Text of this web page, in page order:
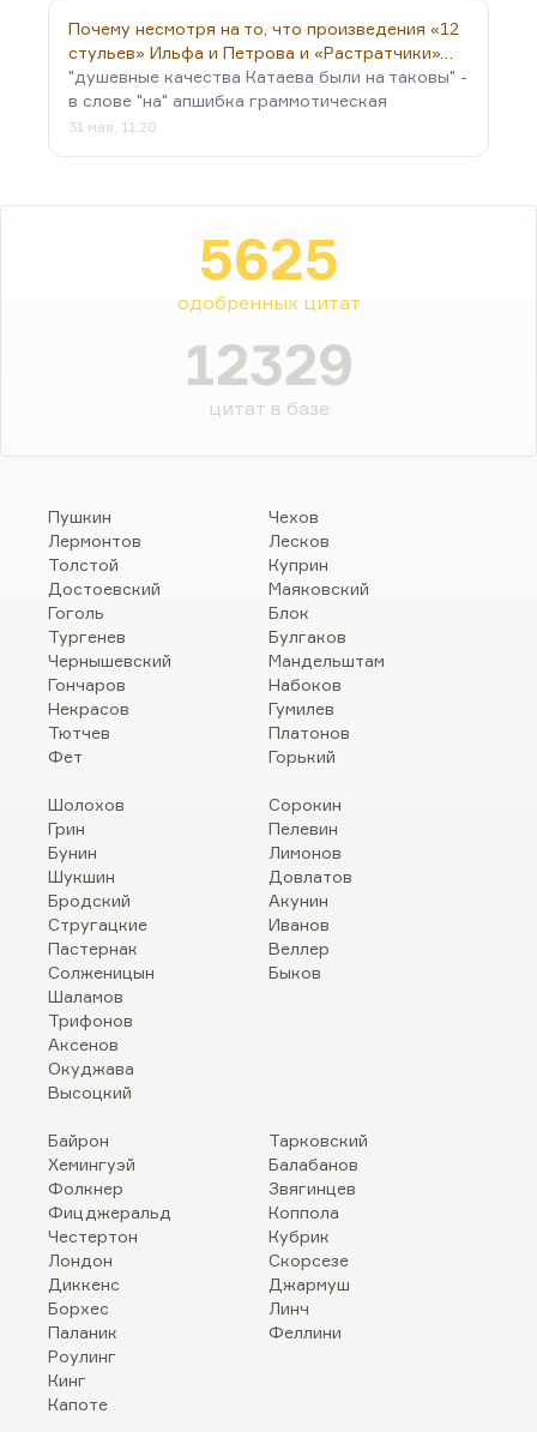
Почему несмотря на то, что произведения «12
стульев» Ильфа и Петрова и «Растратчики»…
"душевные качества Катаева были на таковы" -
в слове "на" апшибка граммотическая
31 мая, 11:20
5625
одобренных цитат
12329
цитат в базе
Пушкин
Лермонтов
Толстой
Достоевский
Гоголь
Тургенев
Чернышевский
Гончаров
Некрасов
Тютчев
Фет
Чехов
Лесков
Куприн
Маяковский
Блок
Булгаков
Мандельштам
Набоков
Гумилев
Платонов
Горький
Шолохов
Грин
Бунин
Шукшин
Бродский
Стругацкие
Пастернак
Солженицын
Шаламов
Трифонов
Аксенов
Окуджава
Высоцкий
Сорокин
Пелевин
Лимонов
Довлатов
Акунин
Иванов
Веллер
Быков
Байрон
Хемингуэй
Фолкнер
Фицджеральд
Честертон
Лондон
Диккенс
Борхес
Паланик
Роулинг
Кинг
Капоте
Тарковский
Балабанов
Звягинцев
Коппола
Кубрик
Скорсезе
Джармуш
Линч
Феллини